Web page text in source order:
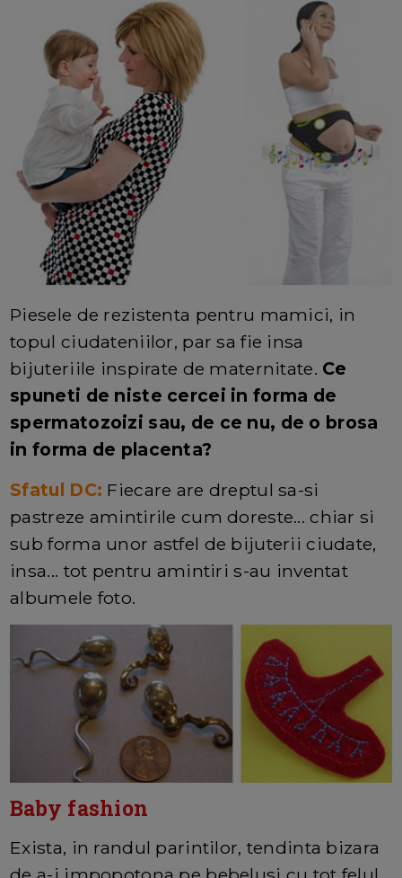
Piesele de rezistenta pentru mamici, in
topul ciudateniilor, par sa fie insa
bijuteriile inspirate de maternitate. Ce
spuneti de niste cercei in forma de
spermatozoizi sau, de ce nu, de o brosa
in forma de placenta?
Sfatul DC: Fiecare are dreptul sa-si
pastreze amintirile cum doreste... chiar si
sub forma unor astfel de bijuterii ciudate,
insa... tot pentru amintiri s-au inventat
albumele foto.
Baby fashion
Exista, in randul parintilor, tendinta bizara